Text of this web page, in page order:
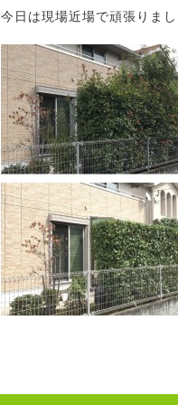
今日は現場近場で頑張りま